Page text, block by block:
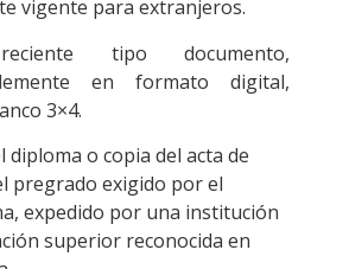
vigente para extranjeros.
tipo documento,
en formato digital,
3×4.
diploma o copia del acta de
pregrado exigido por el
expedido por una institución
superior reconocida en